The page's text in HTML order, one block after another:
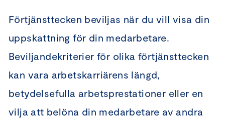
Förtjänsttecken beviljas när du vill visa din
uppskattning för din medarbetare.
Beviljandekriterier för olika förtjänsttecken
kan vara arbetskarriärens längd,
betydelsefulla arbetsprestationer eller en
vilja att belöna din medarbetare av andra